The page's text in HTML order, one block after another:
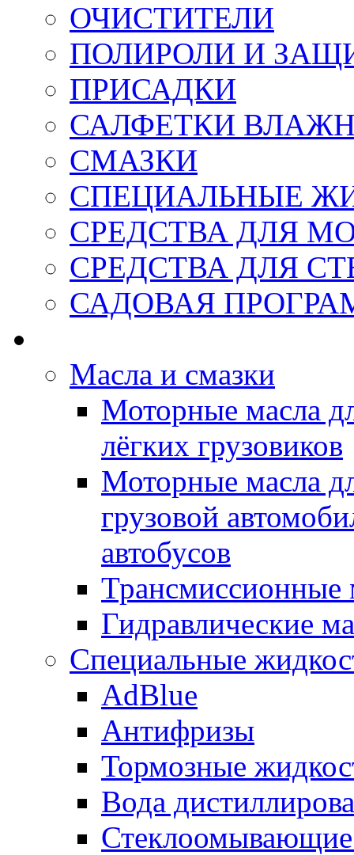
ОЧИСТИТЕЛИ
ПОЛИРОЛИ И
ПРИСАДКИ
САЛФЕТКИ
СМАЗКИ
СПЕЦИАЛЬНЫЕ
СРЕДСТВА ДЛЯ
СРЕДСТВА ДЛЯ
САДОВАЯ
Масла и смазки
Моторные масла
лёгких грузовиков
Моторные масла
грузовой
автобусов
Трансмиссионные
Гидравлические
Специальные
AdBlue
Антифризы
Тормозные
Вода